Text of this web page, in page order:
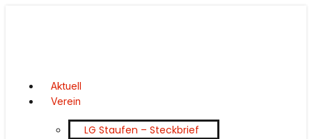
Aktuell
Verein
LG Staufen – Steckbrief